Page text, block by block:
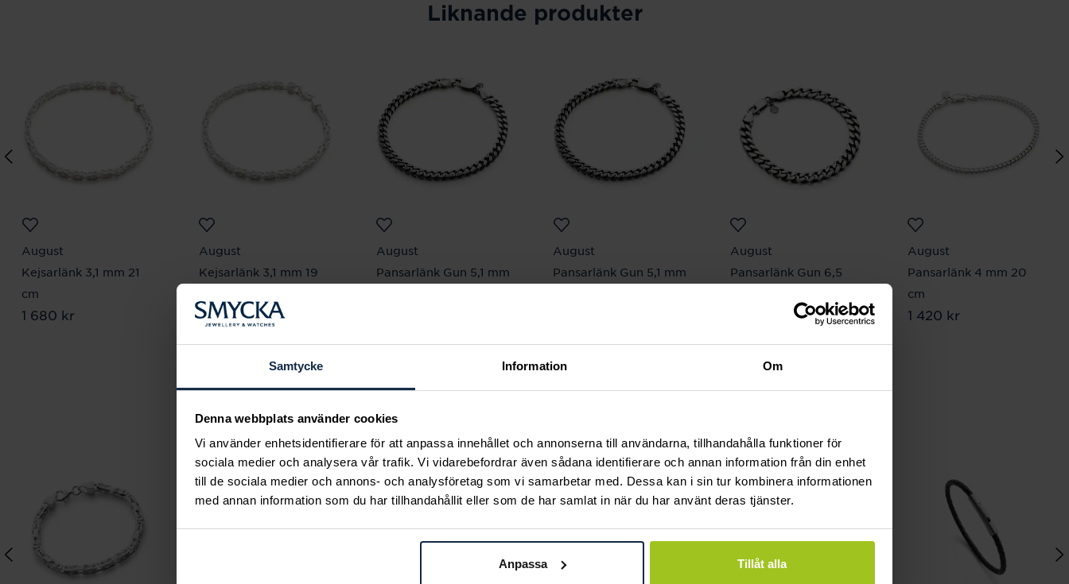
Samtycke Information Om
Denna webbplats använder cookies
Vi använder enhetsidentifierare för att anpassa innehållet och annonserna till användarna, tillhandahålla funktioner för
sociala medier och analysera vår trafik. Vi vidarebefordrar även sådana identifierare och annan information från din enhet
till de sociala medier och annons- och analysföretag som vi samarbetar med. Dessa kan i sin tur kombinera informationen
med annan information som du har tillhandahållit eller som de har samlat in när du har använt deras tjänster.
Anpassa Tillåt alla
Liknande produkter
August
Kejsarlänk 3,1 mm 21
cm
Pris:1 680 kr
1 680 kr
August
Kejsarlänk 3,1 mm 19
Pris: 1 680 kr
1 680 kr
August
Pansarlänk Gun 5,1 mm
August
Pansarlänk Gun 5,1 mm
August
Pansarlänk Gun 6,5
2 110 kr
August
Pansarlänk 4 mm 20
cm
Pris:1 420 kr
1 420 kr